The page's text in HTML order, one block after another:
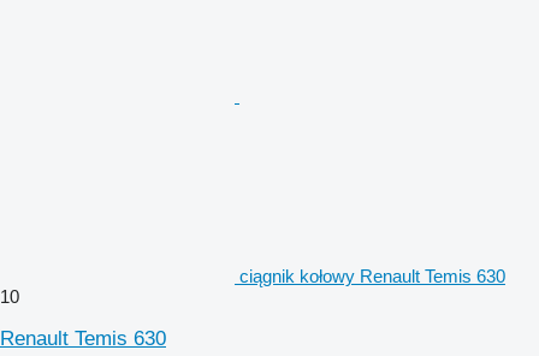
ciągnik kołowy Renault Temis 630
10
Renault Temis 630